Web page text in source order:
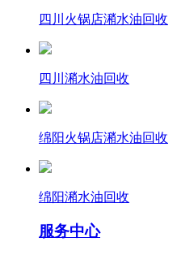
四川火锅店潲水油回收
四川潲水油回收
绵阳火锅店潲水油回收
绵阳潲水油回收
服务中心